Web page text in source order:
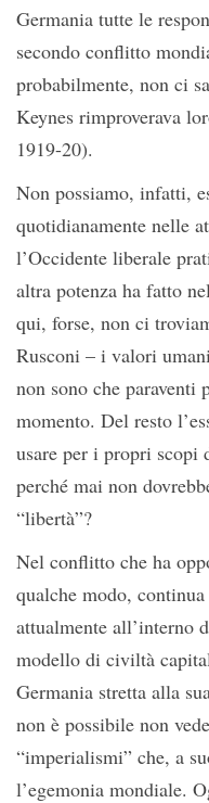
Germania tutte le
secondo conflitto
probabilmente, non ci
Keynes rimproverava
1919-20).
Non possiamo, infatti,
quotidianamente nelle
l’Occidente liberale
altra potenza ha fatto
qui, forse, non ci
Rusconi – i valori
non sono che
momento. Del resto
usare per i propri scopi
perché mai non
“libertà”?
Nel conflitto che ha
qualche modo,
attualmente all’interno
modello di civiltà
Germania stretta alla
non è possibile non
“imperialismi” che, a
l’egemonia mondiale.